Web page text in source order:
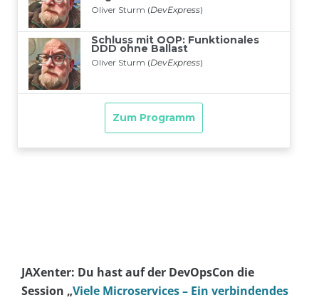
JAXenter: Du hast auf der DevOpsCon die
Session „Viele Microservices – Ein verbindendes